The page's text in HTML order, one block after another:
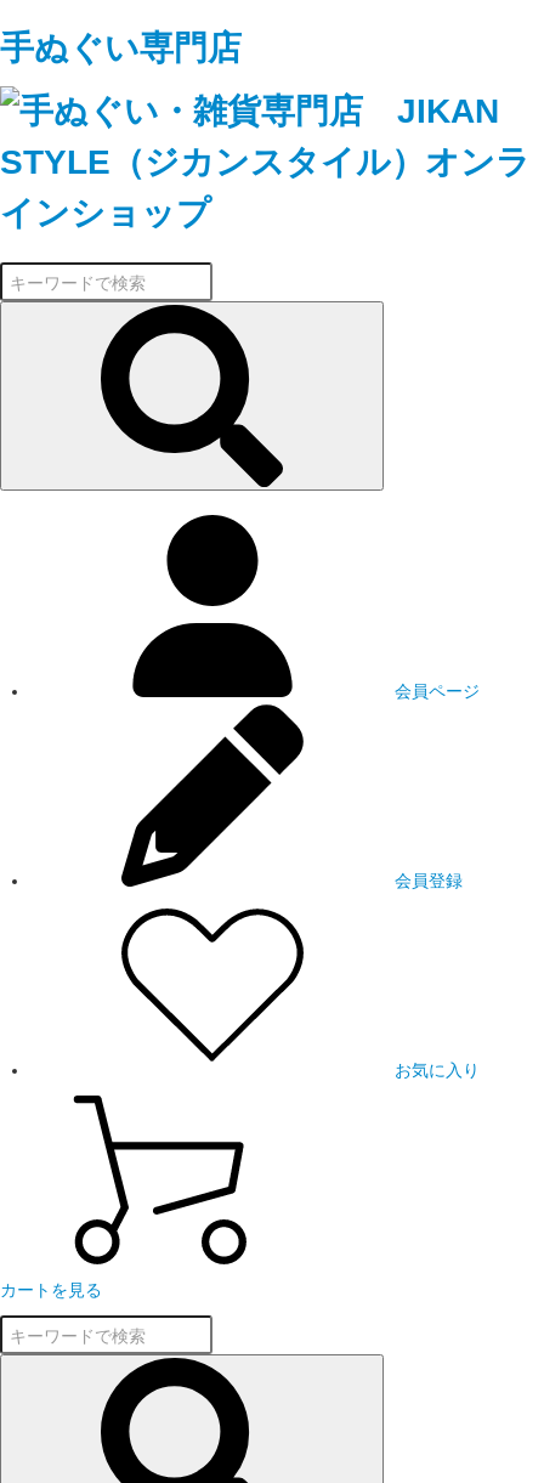
手ぬぐい専門店
会員ページ
会員登録
お気に入り
カートを見る